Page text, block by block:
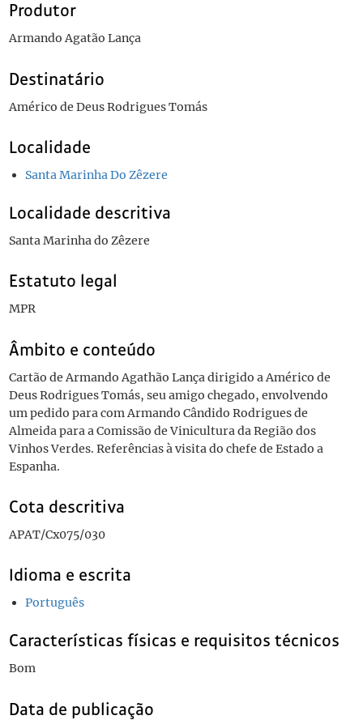
Produtor
Armando Agatão Lança
Destinatário
Américo de Deus Rodrigues Tomás
Localidade
Santa Marinha Do Zêzere
Localidade descritiva
Santa Marinha do Zêzere
Estatuto legal
MPR
Âmbito e conteúdo
Cartão de Armando Agathão Lança dirigido a Américo de
Deus Rodrigues Tomás, seu amigo chegado, envolvendo
um pedido para com Armando Cândido Rodrigues de
Almeida para a Comissão de Vinicultura da Região dos
Vinhos Verdes. Referências à visita do chefe de Estado a
Espanha.
Cota descritiva
APAT/Cx075/030
Idioma e escrita
Português
Características físicas e requisitos técnicos
Bom
Data de publicação